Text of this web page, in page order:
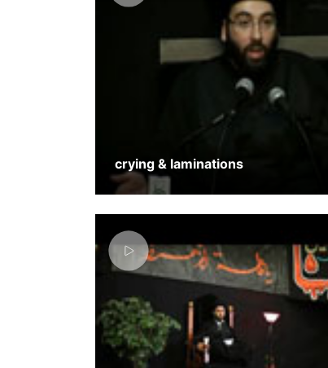
crying & laminations